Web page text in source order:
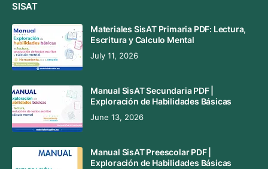
SISAT
Materiales SisAT Primaria PDF: Lectura,
Escritura y Calculo Mental
July 11, 2026
Manual SisAT Secundaria PDF |
Exploración de Habilidades Básicas
June 13, 2026
Manual SisAT Preescolar PDF |
Exploración de Habilidades Básicas